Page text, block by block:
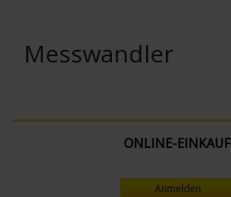
Messwandler
ONLINE-EINKAUF
Anmelden